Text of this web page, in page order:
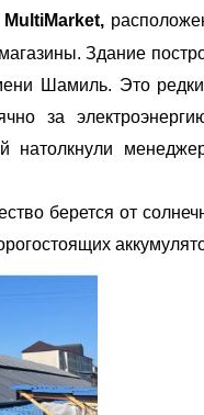
MultiMarket,
Здание
Шамиль. Это
за
натолкнули
берется от